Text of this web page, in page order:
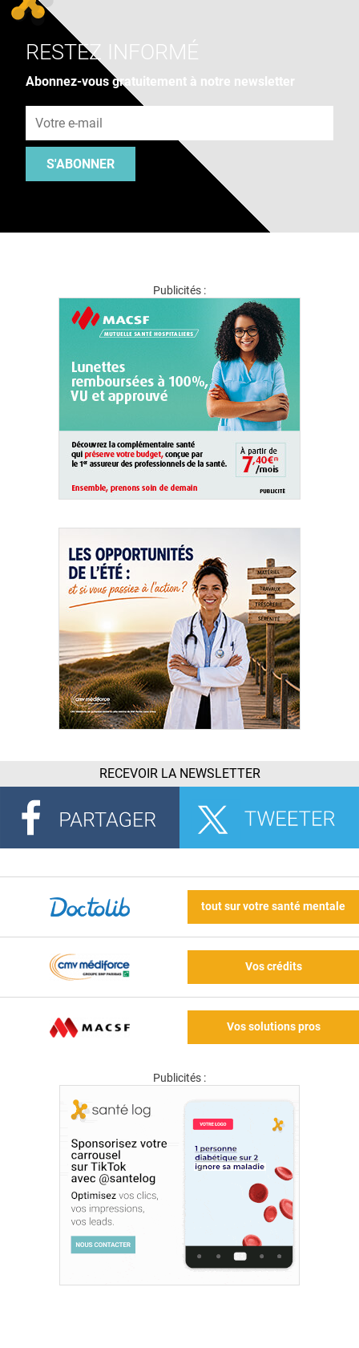
RESTEZ INFORMÉ
Abonnez-vous gratuitement à notre newsletter
S'ABONNER
Publicités :
RECEVOIR LA NEWSLETTER
tout sur votre santé mentale
Vos crédits
Vos solutions pros
Publicités :